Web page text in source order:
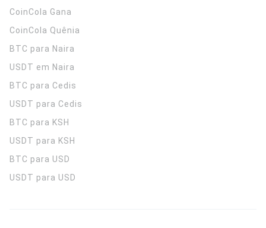
CoinCola Gana
CoinCola Quênia
BTC para Naira
USDT em Naira
BTC para Cedis
USDT para Cedis
BTC para KSH
USDT para KSH
BTC para USD
USDT para USD